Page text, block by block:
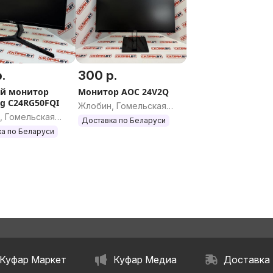
монитор
C24RG50FQI
Гомельская
по Беларуси
300 р.
Монитор AOC 24V2Q
Жлобин, Гомельская
область
Доставка по Беларуси
Маркет Куфар Медиа Доставка